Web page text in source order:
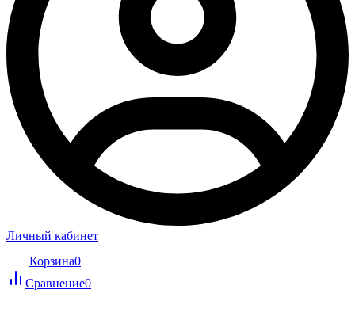
Личный кабинет
Корзина0
Сравнение0